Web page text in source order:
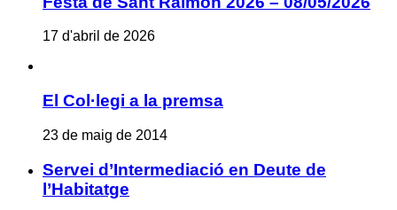
17 d'abril de 2026
El Col·legi a la premsa
23 de maig de 2014
Servei d’Intermediació en Deute de
l’Habitatge